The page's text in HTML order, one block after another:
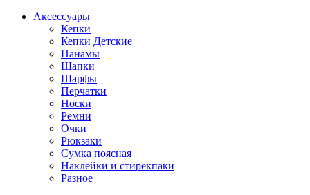
Аксессуары
Кепки
Кепки Детские
Панамы
Шапки
Шарфы
Перчатки
Носки
Ремни
Очки
Рюкзаки
Сумка поясная
Наклейки и стирекпаки
Разное